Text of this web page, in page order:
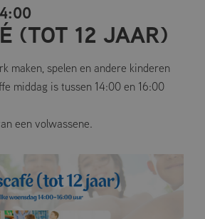
(TOT 12 JAAR)
maken, spelen en andere kinderen
middag is tussen 14:00 en 16:00
een volwassene.